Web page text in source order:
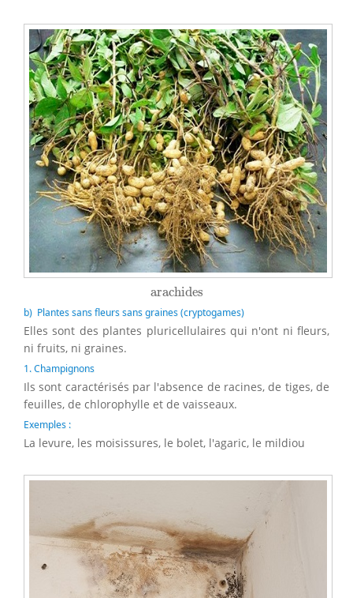
arachides
arachides
b) Plantes sans fleurs sans graines (cryptogames)
Elles sont des plantes pluricellulaires qui n'ont ni fleurs,
ni fruits, ni graines.
1. Champignons
Ils sont caractérisés par l'absence de racines, de tiges, de
feuilles, de chlorophylle et de vaisseaux.
Exemples :
La levure, les moisissures, le bolet, l'agaric, le mildiou